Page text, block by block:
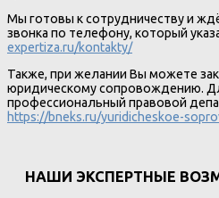
Мы готовы к сотрудничеству и
звонка по телефону, который
expertiza.ru/kontakty/
Также, при желании Вы можете
юридическому сопровождению.
профессиональный правовой
https://bneks.ru/yuridicheskoe-
НАШИ ЭКСПЕРТНЫЕ